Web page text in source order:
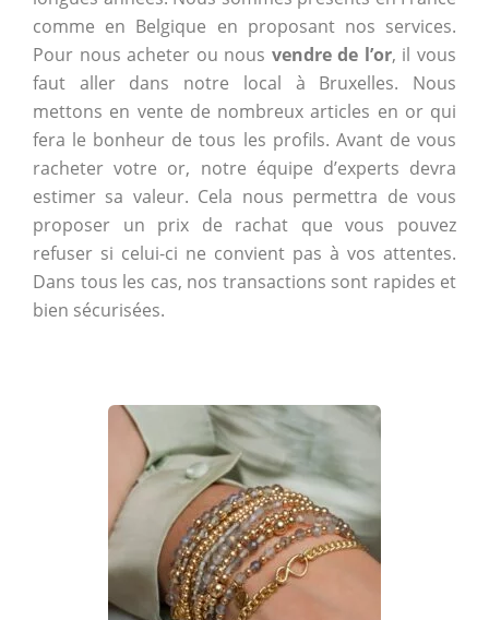
comme en Belgique en proposant nos services.
Pour nous acheter ou nous vendre de l’or, il vous
faut aller dans notre local à Bruxelles. Nous
mettons en vente de nombreux articles en or qui
fera le bonheur de tous les profils. Avant de vous
racheter votre or, notre équipe d’experts devra
estimer sa valeur. Cela nous permettra de vous
proposer un prix de rachat que vous pouvez
refuser si celui-ci ne convient pas à vos attentes.
Dans tous les cas, nos transactions sont rapides et
bien sécurisées.